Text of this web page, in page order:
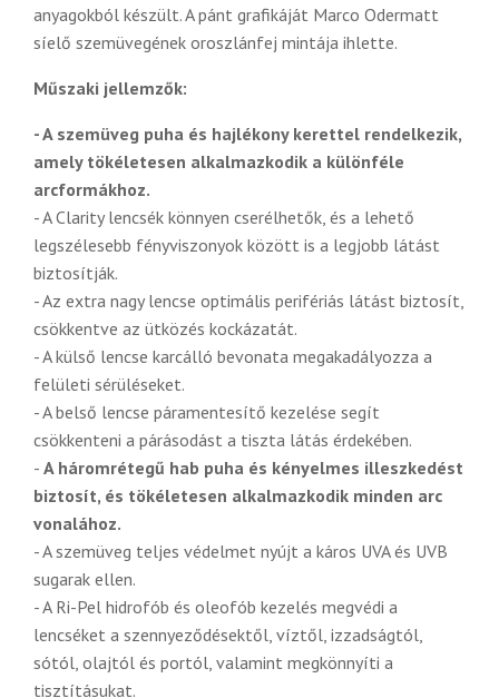
anyagokból készült. A pánt grafikáját Marco Odermatt
síelő szemüvegének oroszlánfej mintája ihlette.
Műszaki jellemzők:
- A szemüveg puha és hajlékony kerettel rendelkezik,
amely tökéletesen alkalmazkodik a különféle
arcformákhoz.
- A Clarity lencsék könnyen cserélhetők, és a lehető
legszélesebb fényviszonyok között is a legjobb látást
biztosítják.
- Az extra nagy lencse optimális perifériás látást biztosít,
csökkentve az ütközés kockázatát.
- A külső lencse karcálló bevonata megakadályozza a
felületi sérüléseket.
- A belső lencse páramentesítő kezelése segít
csökkenteni a párásodást a tiszta látás érdekében.
- A háromrétegű hab puha és kényelmes illeszkedést
biztosít, és tökéletesen alkalmazkodik minden arc
vonalához.
- A szemüveg teljes védelmet nyújt a káros UVA és UVB
sugarak ellen.
- A Ri-Pel hidrofób és oleofób kezelés megvédi a
lencséket a szennyeződésektől, víztől, izzadságtól,
sótól, olajtól és portól, valamint megkönnyíti a
tisztításukat.